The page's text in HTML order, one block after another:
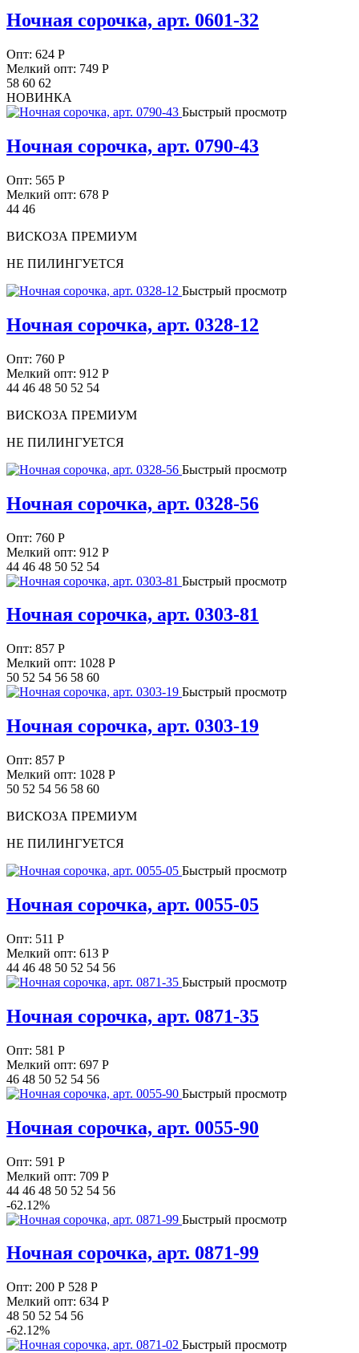
Ночная сорочка, арт. 0601-32
Опт: 624 Р
Мелкий опт: 749 Р
58 60 62
НОВИНКА
Быстрый просмотр
Ночная сорочка, арт. 0790-43
Опт: 565 Р
Мелкий опт: 678 Р
44 46
ВИСКОЗА ПРЕМИУМ
НЕ ПИЛИНГУЕТСЯ
Быстрый просмотр
Ночная сорочка, арт. 0328-12
Опт: 760 Р
Мелкий опт: 912 Р
44 46 48 50 52 54
ВИСКОЗА ПРЕМИУМ
НЕ ПИЛИНГУЕТСЯ
Быстрый просмотр
Ночная сорочка, арт. 0328-56
Опт: 760 Р
Мелкий опт: 912 Р
44 46 48 50 52 54
Быстрый просмотр
Ночная сорочка, арт. 0303-81
Опт: 857 Р
Мелкий опт: 1028 Р
50 52 54 56 58 60
Быстрый просмотр
Ночная сорочка, арт. 0303-19
Опт: 857 Р
Мелкий опт: 1028 Р
50 52 54 56 58 60
ВИСКОЗА ПРЕМИУМ
НЕ ПИЛИНГУЕТСЯ
Быстрый просмотр
Ночная сорочка, арт. 0055-05
Опт: 511 Р
Мелкий опт: 613 Р
44 46 48 50 52 54 56
Быстрый просмотр
Ночная сорочка, арт. 0871-35
Опт: 581 Р
Мелкий опт: 697 Р
46 48 50 52 54 56
Быстрый просмотр
Ночная сорочка, арт. 0055-90
Опт: 591 Р
Мелкий опт: 709 Р
44 46 48 50 52 54 56
-62.12%
Быстрый просмотр
Ночная сорочка, арт. 0871-99
Опт: 200 Р 528 Р
Мелкий опт: 634 Р
48 50 52 54 56
-62.12%
Быстрый просмотр